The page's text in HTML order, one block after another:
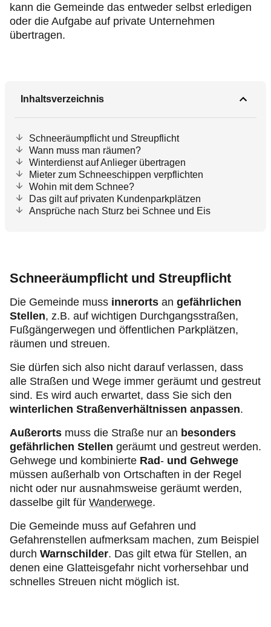
kann die Gemeinde das entweder selbst erledigen
oder die Aufgabe auf private Unternehmen
übertragen.
Inhaltsverzeichnis
Schneeräumpflicht und Streupflicht
Wann muss man räumen?
Winterdienst auf Anlieger übertragen
Mieter zum Schneeschippen verpflichten
Wohin mit dem Schnee?
Das gilt auf privaten Kundenparkplätzen
Ansprüche nach Sturz bei Schnee und Eis
Schneeräumpflicht und Streupflicht
Die Gemeinde muss innerorts an gefährlichen
Stellen, z.B. auf wichtigen Durchgangsstraßen,
Fußgängerwegen und öffentlichen Parkplätzen,
räumen und streuen.
Sie dürfen sich also nicht darauf verlassen, dass
alle Straßen und Wege immer geräumt und gestreut
sind. Es wird auch erwartet, dass Sie sich den
winterlichen Straßenverhältnissen anpassen.
Außerorts muss die Straße nur an besonders
gefährlichen Stellen geräumt und gestreut werden.
Gehwege und kombinierte Rad- und Gehwege
müssen außerhalb von Ortschaften in der Regel
nicht oder nur ausnahmsweise geräumt werden,
dasselbe gilt für Wanderwege.
Die Gemeinde muss auf Gefahren und
Gefahrenstellen aufmerksam machen, zum Beispiel
durch Warnschilder. Das gilt etwa für Stellen, an
denen eine Glatteisgefahr nicht vorhersehbar und
schnelles Streuen nicht möglich ist.